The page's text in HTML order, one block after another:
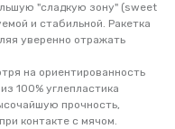
"сладкую зону" (sweet
и стабильной. Ракетка
уверенно отражать
на ориентированность
100% углепластика
прочность,
контакте с мячом.